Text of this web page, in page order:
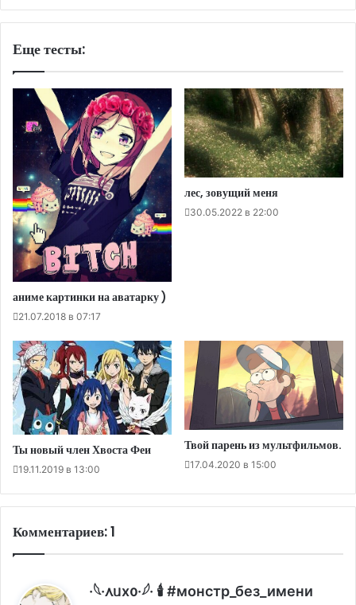
Еще тесты:
аниме картинки на аватарку )
21.07.2018 в 07:17
лес, зовущий меня
30.05.2022 в 22:00
Ты новый член Хвоста Феи
19.11.2019 в 13:00
Твой парень из мультфильмов.
17.04.2020 в 15:00
Комментариев: 1
·𓆩·᧘ᥙх᧐·𓆪· 🕯 #монстр_без_имени